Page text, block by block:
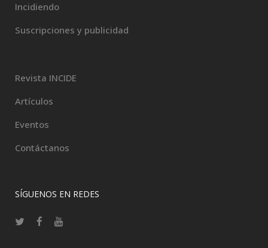
Incidiendo
Suscripciones y publicidad
Revista INCIDE
Artículos
Eventos
Contáctanos
SÍGUENOS EN REDES